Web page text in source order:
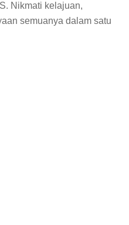
Nikmati kelajuan,
semuanya dalam satu